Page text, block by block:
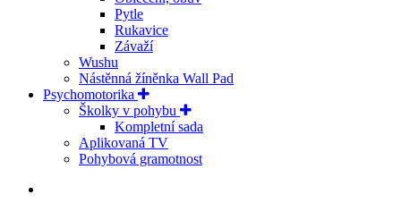
Pytle
Rukavice
Závaží
Wushu
Nástěnná žíněnka Wall Pad
Psychomotorika
Školky v pohybu
Kompletní sada
Aplikovaná TV
Pohybová gramotnost